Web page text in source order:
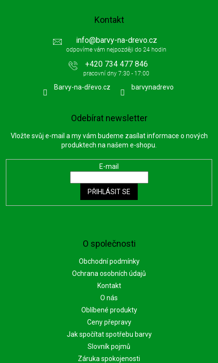
O společnosti
Obchodní podmínky
Ochrana osobních údajů
Kontakt
O nás
Oblíbené produkty
Ceny přepravy
Jak spočítat spotřebu barvy
Slovník pojmů
Záruka spokojenosti
Kontakt
info@barvy-na-drevo.cz
+420 734 477 846
Barvy-na-dřevo.cz barvynadrevo
Odebírat newsletter
Vložte svůj e-mail a my vám budeme zasílat informace o nových
produktech na našem e-shopu.
E-mail
PŘIHLÁSIT SE